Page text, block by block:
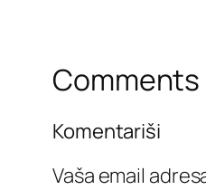
Comments
Komentariši
Vaša email